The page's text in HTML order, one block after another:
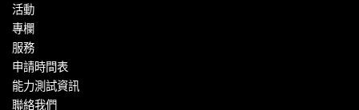
活動
專欄
服務
申請時間表
能力測試資訊
聯絡我們